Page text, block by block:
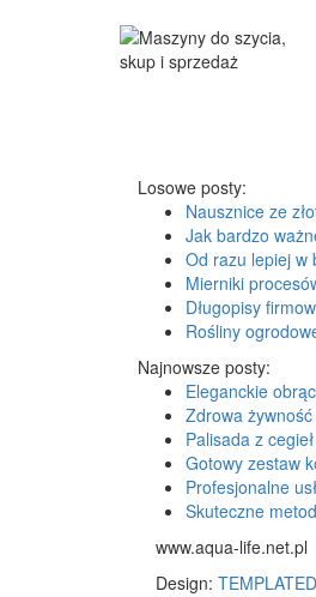
Losowe posty:
Nausznice ze
Jak bardzo
Od razu lepiej w
Mierniki
Długopisy
Rośliny
Najnowsze posty:
Eleganckie
Zdrowa
Palisada z
Gotowy zestaw
Profesjonalne
Skuteczne
www.aqua-life.net.pl
Design: TEMPLATED